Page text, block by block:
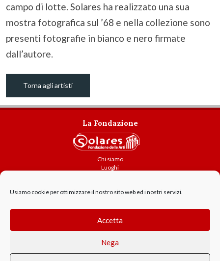
Usiamo cookie per ottimizzare il nostro sito web ed i nostri servizi.
Accetta
Nega
campo di lotte. Solares ha realizzato una sua
mostra fotografica sul ’68 e nella collezione sono
presenti fotografie in bianco e nero firmate
dall’autore.
Torna agli artisti
La Fondazione
Chi siamo
Luoghi
Contatti
Cookie Policy
GDPR - Privacy